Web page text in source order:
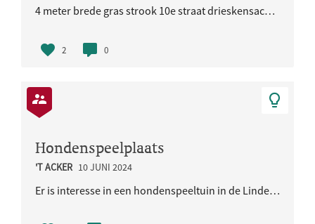
4 meter brede gras strook 10e straat drieskensacker. In het midden een 1.5 meter bloemenstrook w..
2 0
Hondenspeelplaats
'T ACKER 10 JUNI 2024
Er is interesse in een hondenspeeltuin in de Lindenholt op de oude hockeyvelden achter de sprok. D..